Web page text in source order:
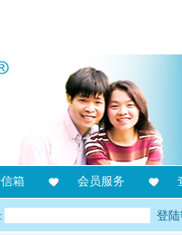
箱 会员服务
登